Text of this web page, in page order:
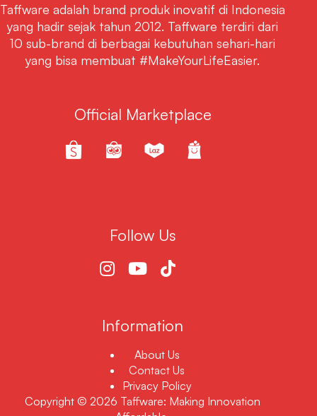
Taffware adalah brand produk inovatif di Indonesia
yang hadir sejak tahun 2012. Taffware terdiri dari
10 sub-brand di berbagai kebutuhan sehari-hari
yang bisa membuat #MakeYourLifeEasier.
Official Marketplace
Follow Us
Information
About Us
Contact Us
Privacy Policy
Copyright © 2026 Taffware: Making Innovation